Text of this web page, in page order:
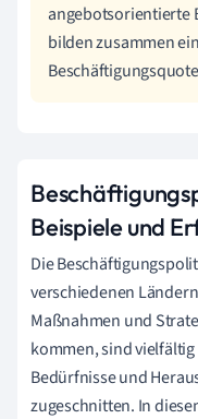
angebotsorientierte
bilden zusammen
Beispiele und
Die
verschiedenen
Maßnahmen und
kommen, sind
Bedürfnisse und
zugeschnitten. In